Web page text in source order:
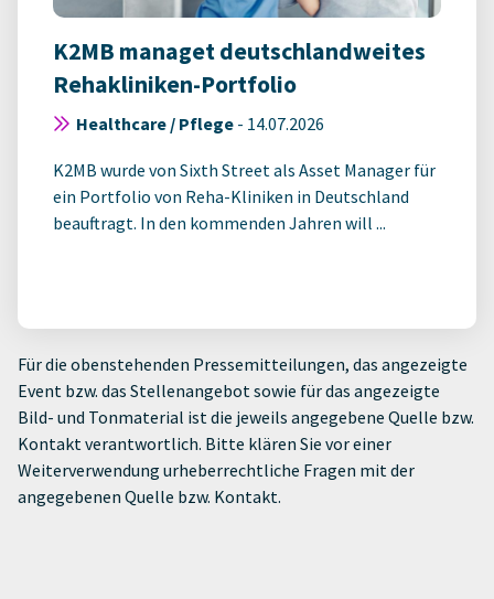
K2MB managet deutschlandweites
Rehakliniken-Portfolio
Healthcare / Pflege - 14.07.2026
K2MB wurde von Sixth Street als Asset Manager für
ein Portfolio von Reha-Kliniken in Deutschland
beauftragt. In den kommenden Jahren will ...
Für die obenstehenden Pressemitteilungen, das angezeigte
Event bzw. das Stellenangebot sowie für das angezeigte
Bild- und Tonmaterial ist die jeweils angegebene Quelle bzw.
Kontakt verantwortlich. Bitte klären Sie vor einer
Weiterverwendung urheberrechtliche Fragen mit der
angegebenen Quelle bzw. Kontakt.